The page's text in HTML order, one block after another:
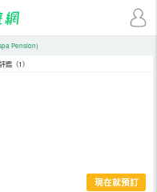
Pension)
鑑（1）
現在就預訂